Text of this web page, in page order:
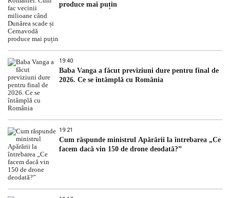
produce mai puțin
19:40
Baba Vanga a făcut previziuni dure pentru final de
2026. Ce se întâmplă cu România
19:21
Cum răspunde ministrul Apărării la întrebarea „Ce
facem dacă vin 150 de drone deodată?”